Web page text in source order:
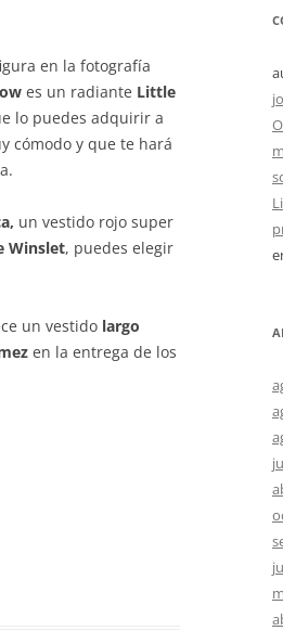
en la fotografía
es un radiante Little
lo puedes adquirir a
cómodo y que te hará
un vestido rojo super
Winslet, puedes elegir
un vestido largo
en la entrega de los